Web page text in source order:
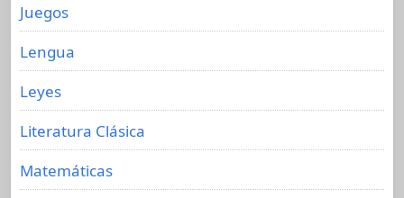
Juegos
Lengua
Leyes
Literatura Clásica
Matemáticas